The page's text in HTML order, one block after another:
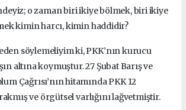
o zaman biri ikiye bölmek, biri ikiye
kimin harcı, kimin haddidir?
söylemeliyim ki, PKK’nın kurucu
altına koymuştur. 27 Şubat Barış ve
Çağrısı’nın hitamında PKK 12
ve örgütsel varlığını lağvetmiştir.